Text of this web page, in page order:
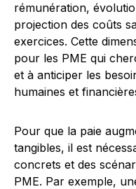
rémunération,
projection des coûts
exercices. Cette
pour les PME qui
et à anticiper les
humaines et
Pour que la paie
tangibles, il est
concrets et des
PME. Par exemple,